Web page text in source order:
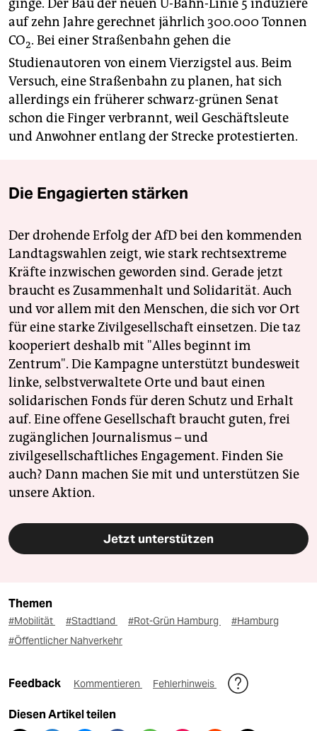
ginge. Der Bau der neuen U-Bahn-Linie 5 induziere
auf zehn Jahre gerechnet jährlich 300.000 Tonnen
CO2. Bei einer Straßenbahn gehen die
Studienautoren von einem Vierzigstel aus. Beim
Versuch, eine Straßenbahn zu planen, hat sich
allerdings ein früherer schwarz-grünen Senat
schon die Finger verbrannt, weil Geschäftsleute
und Anwohner entlang der Strecke protestierten.
Die Engagierten stärken
Der drohende Erfolg der AfD bei den kommenden
Landtagswahlen zeigt, wie stark rechtsextreme
Kräfte inzwischen geworden sind. Gerade jetzt
braucht es Zusammenhalt und Solidarität. Auch
und vor allem mit den Menschen, die sich vor Ort
für eine starke Zivilgesellschaft einsetzen. Die taz
kooperiert deshalb mit "Alles beginnt im
Zentrum". Die Kampagne unterstützt bundesweit
linke, selbstverwaltete Orte und baut einen
solidarischen Fonds für deren Schutz und Erhalt
auf. Eine offene Gesellschaft braucht guten, frei
zugänglichen Journalismus – und
zivilgesellschaftliches Engagement. Finden Sie
auch? Dann machen Sie mit und unterstützen Sie
unsere Aktion.
Jetzt unterstützen
Themen
#Mobilität #Stadtland #Rot-Grün Hamburg
#Hamburg
#Öffentlicher Nahverkehr
Feedback Kommentieren Fehlerhinweis
Diesen Artikel teilen